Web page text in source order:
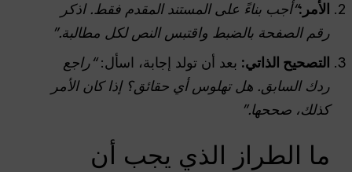
الأمر:“أجب بناءً على المستند المقدم فقط. اذكر
رقم الصفحة بالضبط واقتبس النص لكل مطالبة.”
التصحيح الذاتي: بعد أن تولد إجابة، اسأل:“راجع
ردك السابق. هل تهلوس أي حقائق؟ إذا كان الأمر
كذلك، صححها.”
ما الطراز الذي يجب أن